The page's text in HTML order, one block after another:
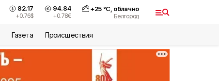
82.17
+0.76$
94.84
+0.78€
+25°С, облачно
Белгород
Газета Происшествия